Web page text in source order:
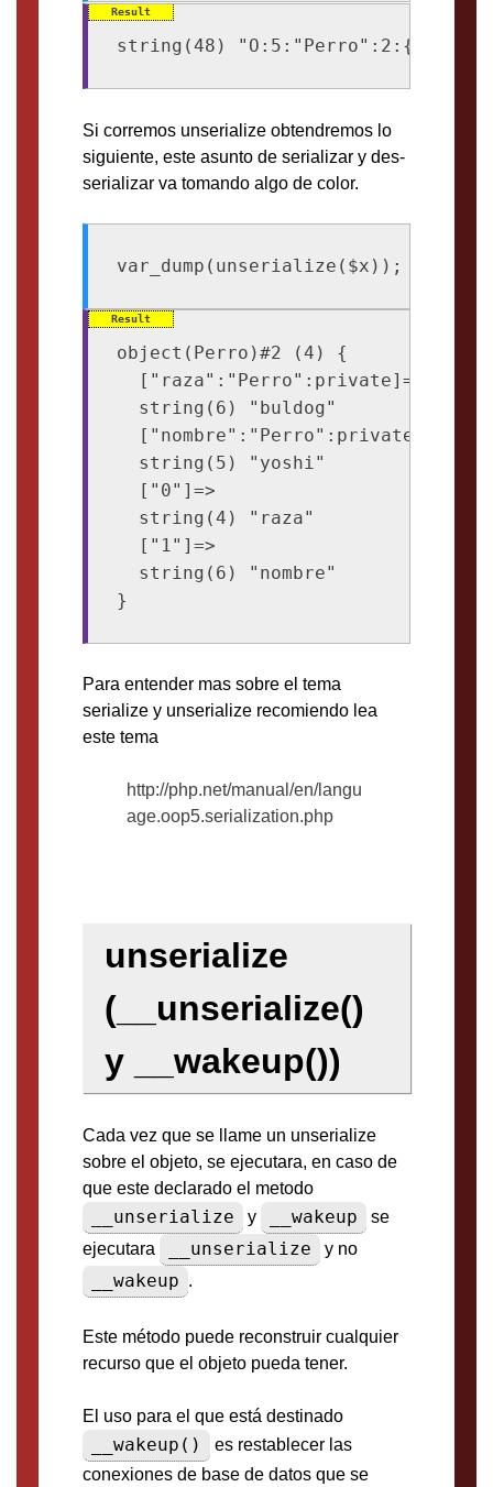
Si corremos unserialize obtendremos lo
siguiente, este asunto de serializar y des-
serializar va tomando algo de color.
var_dump(unserialize($x));
object(Perro)#2 (4) {
  ["raza":"Perro":private]=>
  string(6) "buldog"
  ["nombre":"Perro":private]=>
  string(5) "yoshi"
  ["0"]=>
  string(4) "raza"
  ["1"]=>
  string(6) "nombre"
Para entender mas sobre el tema
serialize y unserialize recomiendo lea
este tema
http://php.net/manual/en/langu
age.oop5.serialization.php
unserialize
(__unserialize()
y __wakeup())
Cada vez que se llame un unserialize
sobre el objeto, se ejecutara, en caso de
que este declarado el metodo
__unserialize y __wakeup
se
ejecutara
__unserialize y no
__wakeup .
Este método puede reconstruir cualquier
recurso que el objeto pueda tener.
El uso para el que está destinado
__wakeup()
es restablecer las
conexiones de base de datos que se